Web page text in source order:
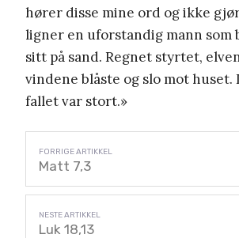
hører disse mine ord og ikke
ligner en uforstandig mann som
sitt på sand. Regnet styrtet,
vindene blåste og slo mot huset.
fallet var stort.»
Matt 7,3
Luk 18,13